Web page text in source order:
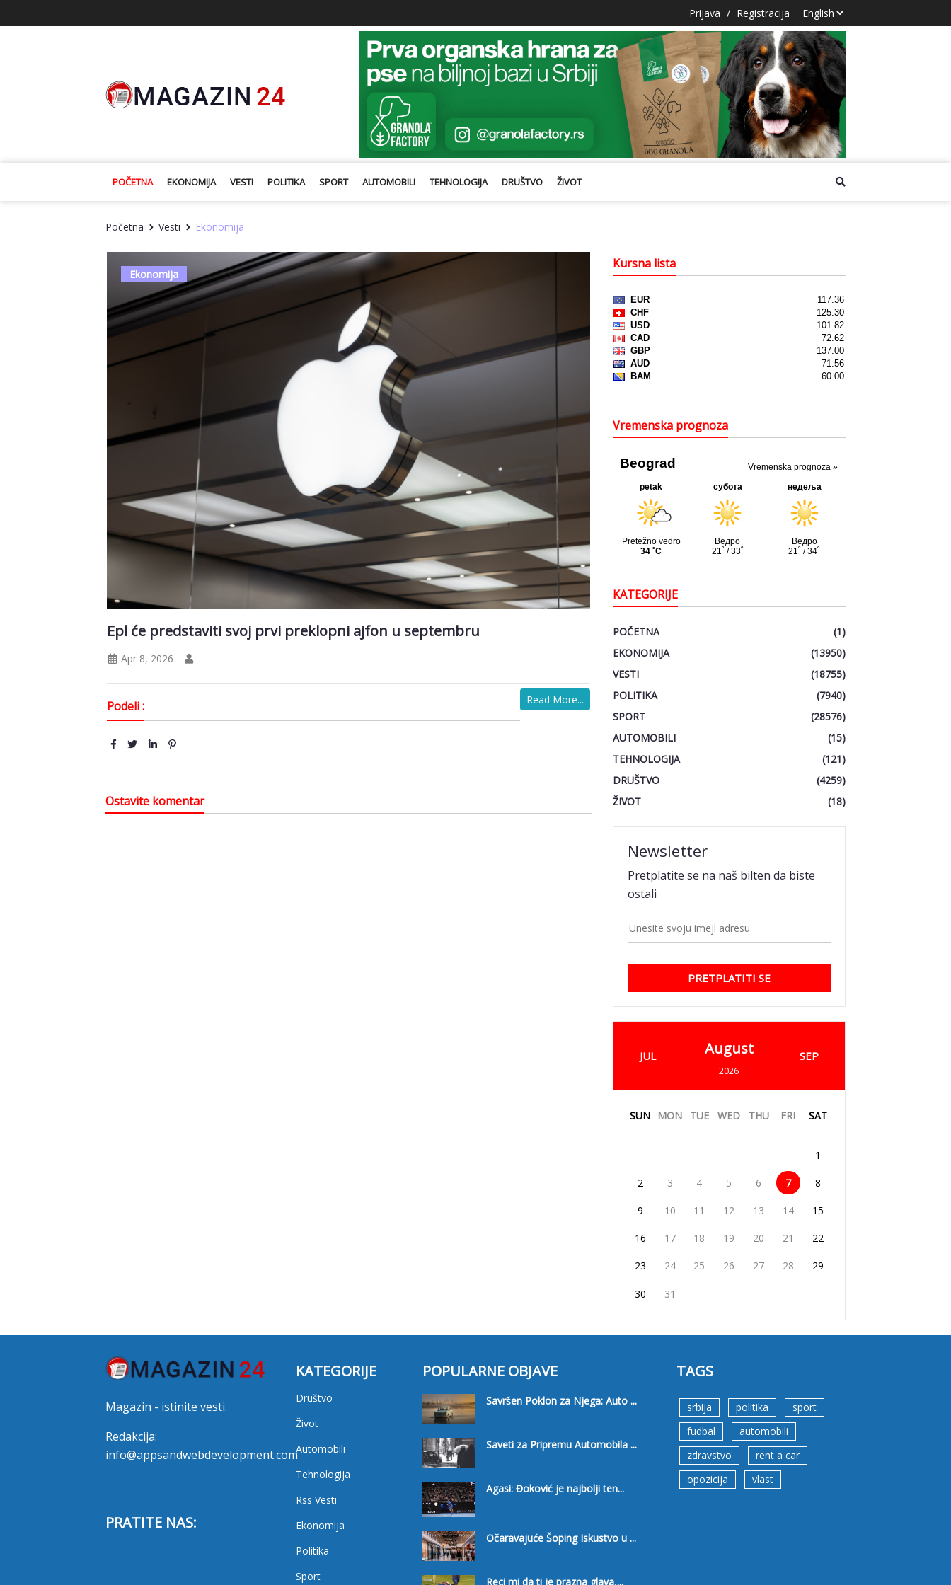
Prijava / Registracija
POČETNA EKONOMIJA VESTI POLITIKA SPORT AUTOMOBILI TEHNOLOGIJA DRUŠTVO ŽIVOT
Početna Vesti Ekonomija
Ekonomija
Epl će predstaviti svoj prvi preklopni ajfon u septembru
Apr 8, 2026
Read More...
Podeli :
Ostavite komentar
Kursna lista
Vremenska prognoza
KATEGORIJE
POČETNA
(1)
EKONOMIJA
(13950)
VESTI
(18755)
POLITIKA
(7940)
SPORT
(28576)
AUTOMOBILI
(15)
TEHNOLOGIJA
(121)
DRUŠTVO
(4259)
ŽIVOT
(18)
Newsletter
Pretplatite se na naš bilten da biste
ostali
PRETPLATITI SE
JUL August
2026
SEP
SUN MON TUE WED THU FRI SAT
1
2 3 4 5 6 7 8
9 10 11 12 13 14 15
16 17 18 19 20 21 22
23 24 25 26 27 28 29
30 31
Magazin - istinite vesti.
Redakcija:
info@appsandwebdevelopment.com
PRATITE NAS:
KATEGORIJE
Društvo
Život
Automobili
Tehnologija
Rss Vesti
Ekonomija
Politika
Sport
POPULARNE OBJAVE
Savršen Poklon za Njega: Auto ...
Saveti za Pripremu Automobila ...
Agasi: Đoković je najbolji ten...
Očaravajuće Šoping Iskustvo u ...
Reci mi da ti je prazna glava,...
TAGS
srbija politika
sport
fudbal
automobili
zdravstvo
rent a car
opozicija
vlast